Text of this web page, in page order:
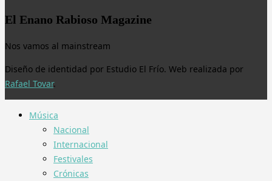
El Enano Rabioso Magazine
Nos vamos al mainstream
Diseño de identidad por Estudio El Frío. Web realizada por
Rafael Tovar.
Música
Nacional
Internacional
Festivales
Crónicas